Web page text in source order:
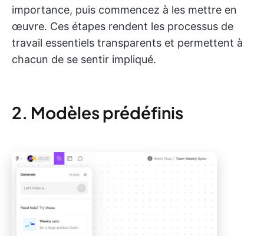
importance, puis commencez à les mettre en
œuvre. Ces étapes rendent les processus de
travail essentiels transparents et permettent à
chacun de se sentir impliqué.
2. Modèles prédéfinis